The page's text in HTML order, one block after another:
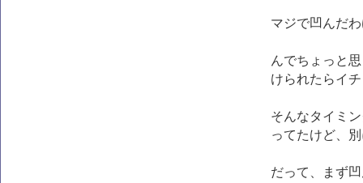
マジで凹んだ
んでちょっと
けられたらイ
そんなタイミ
ってたけど、
だって、まず